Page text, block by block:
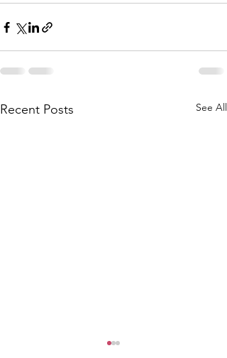
Recent Posts See All